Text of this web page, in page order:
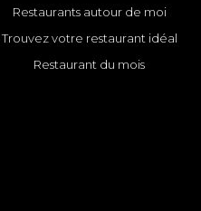
Restaurants autour de moi
Trouvez votre restaurant idéal
Restaurant du mois